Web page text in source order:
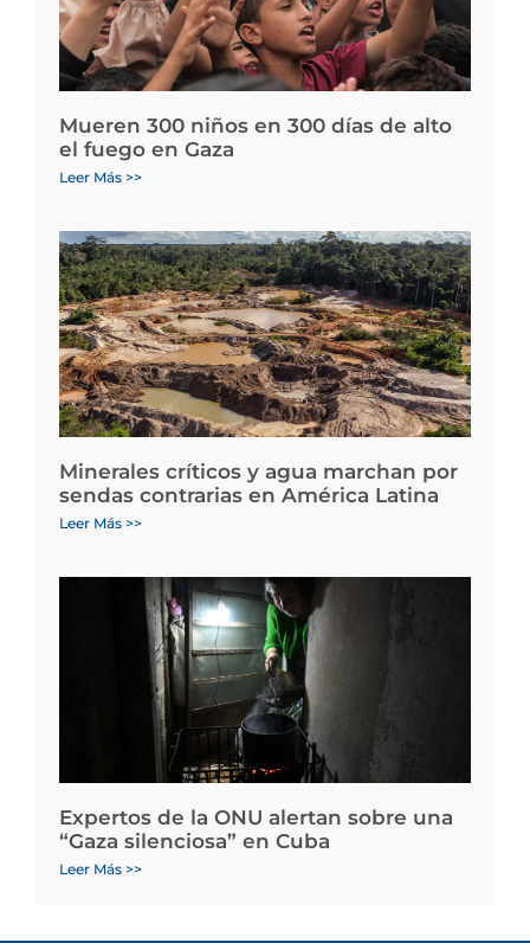
Mueren 300 niños en 300 días de alto
el fuego en Gaza
Leer Más >>
Minerales críticos y agua marchan por
sendas contrarias en América Latina
Leer Más >>
Expertos de la ONU alertan sobre una
“Gaza silenciosa” en Cuba
Leer Más >>